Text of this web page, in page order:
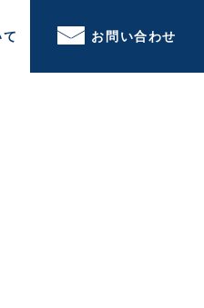
お問い合わせ